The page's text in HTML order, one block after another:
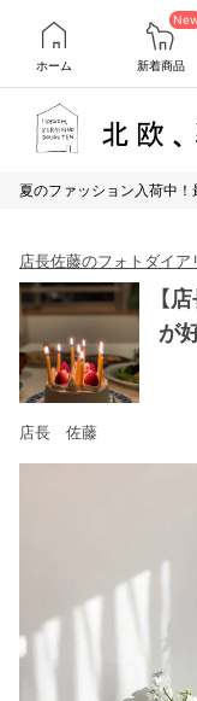
ホーム 新着商品
夏のファッション入荷中
店長佐藤のフォトダイア
【
が
店長 佐藤